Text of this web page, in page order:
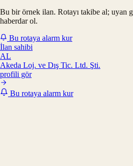
Bu bir örnek ilan. Rotayı takibe al; uyan
haberdar ol.
Bu rotaya alarm kur
İlan sahibi
AL
Akeda Loj. ve Dış Tic. Ltd. Şti.
profili gör
Bu rotaya alarm kur